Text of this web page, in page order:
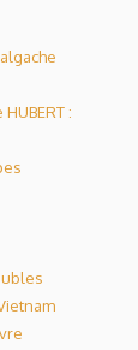
: